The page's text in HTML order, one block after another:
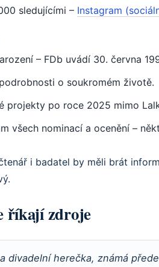
sledujícími – Instagram
– FDb uvádí 30. června
o soukromém životě.
projekty po roce 2025 mimo
všech nominací a ocenění –
i badatel by měli brát
říkají zdroje
divadelní herečka, známá